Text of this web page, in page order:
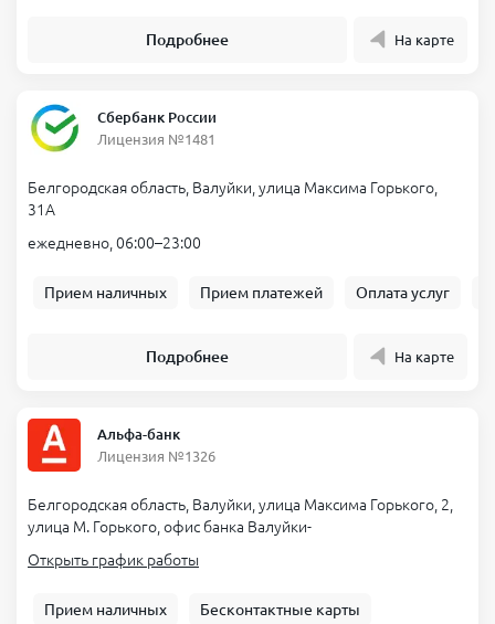
Подробнее На карте
Сбербанк России
Лицензия №1481
Белгородская область, Валуйки, улица Максима Горького,
31А
ежедневно, 06:00–23:00
Прием наличных Прием платежей Оплата услуг
Подробнее На карте
Альфа-банк
Лицензия №1326
Белгородская область, Валуйки, улица Максима Горького, 2,
улица М. Горького, офис банка Валуйки-
Открыть график работы
Прием наличных Бесконтактные карты